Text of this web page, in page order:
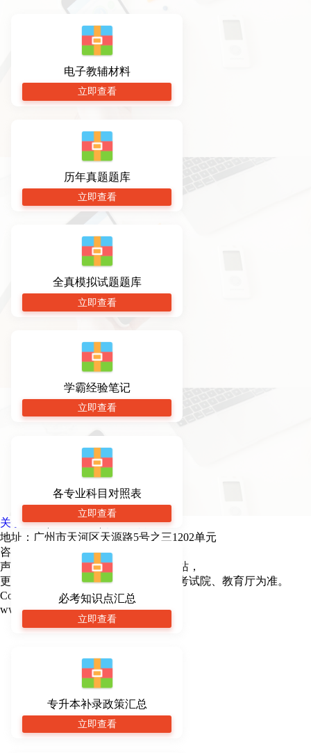
电子教辅材料
立即查看
历年真题题库
立即查看
全真模拟试题题库
立即查看
学霸经验笔记
立即查看
各专业科目对照表
立即查看
必考知识点汇总
立即查看
专升本补录政策汇总
立即查看
关于网站 | 网站地图 | 联系我们
地址：广州市天河区天源路5号之三1202单元
咨询电话：020-85163352
声明：本站为广东专插本民间交流网站，
更多专升本动态请各位考生以市教育考试院、教育厅为准。
Copyright 2012-2026广东专插本
www.lykjzc.cn All Rights Reserved.